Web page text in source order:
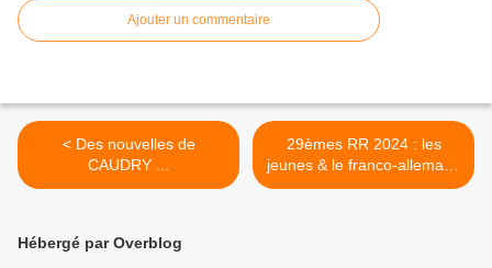
Ajouter un commentaire
< Des nouvelles de
CAUDRY ...
29èmes RR 2024 : les
jeunes & le franco-allemand
... >
Hébergé par Overblog